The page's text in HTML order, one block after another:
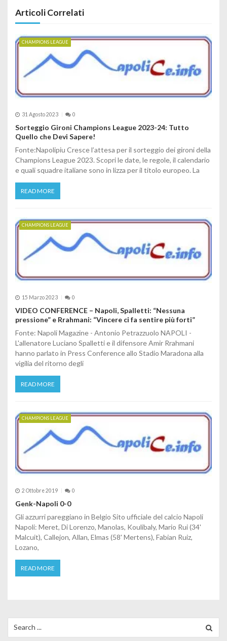
Articoli Correlati
CHAMPIONS LEAGUE
31 Agosto 2023 0
Sorteggio Gironi Champions League 2023-24: Tutto
Quello che Devi Sapere!
Fonte:Napolipiu Cresce l’attesa per il sorteggio dei gironi della
Champions League 2023. Scopri le date, le regole, il calendario
e quali squadre italiane sono in lizza per il titolo europeo. La
READ MORE
CHAMPIONS LEAGUE
15 Marzo 2023 0
VIDEO CONFERENCE – Napoli, Spalletti: “Nessuna
pressione” e Rrahmani: “Vincere ci fa sentire più forti”
Fonte: Napoli Magazine - Antonio Petrazzuolo NAPOLI -
L'allenatore Luciano Spalletti e il difensore Amir Rrahmani
hanno parlato in Press Conference allo Stadio Maradona alla
vigilia del ritorno degli
READ MORE
CHAMPIONS LEAGUE
2 Ottobre 2019 0
Genk-Napoli 0-0
Gli azzurri pareggiano in Belgio Sito ufficiale del calcio Napoli
Napoli: Meret, Di Lorenzo, Manolas, Koulibaly, Mario Rui (34'
Malcuit), Callejon, Allan, Elmas (58' Mertens), Fabian Ruiz,
Lozano,
READ MORE